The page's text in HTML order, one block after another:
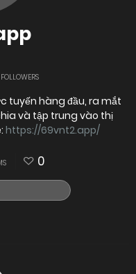
FOLLOWERS
tuyến hàng đầu, ra mắt
và tập trung vào thị
https://69vnt2.app/
0